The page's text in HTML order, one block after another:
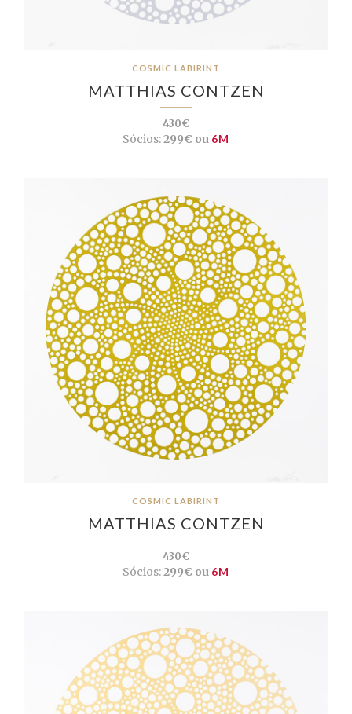
COSMIC LABIRINT
MATTHIAS CONTZEN
430€
Sócios:299€ ou 6M
COSMIC LABIRINT
MATTHIAS CONTZEN
430€
Sócios:299€ ou 6M